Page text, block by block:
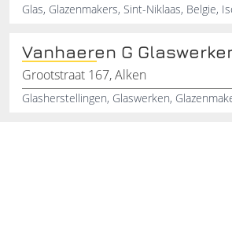
Glas, Glazenmakers, Sint-Niklaas, Belgie,
Vanhaeren G
Grootstraat 167, Alken